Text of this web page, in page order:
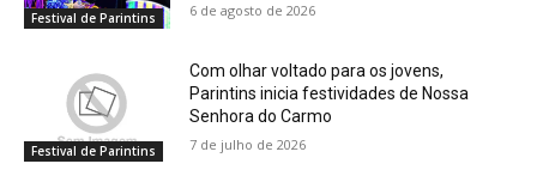
Festival de Parintins 6 de agosto de 2026
Festival de Parintins
Com olhar voltado para os jovens,
Parintins inicia festividades de Nossa
Senhora do Carmo
7 de julho de 2026